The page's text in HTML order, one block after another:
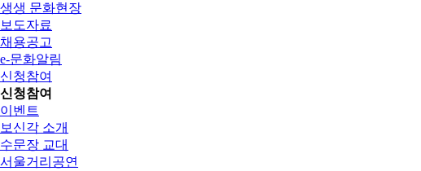
생생 문화현장
보도자료
채용공고
e-문화알림
신청참여
신청참여
이벤트
보신각 소개
수문장 교대
서울거리공연